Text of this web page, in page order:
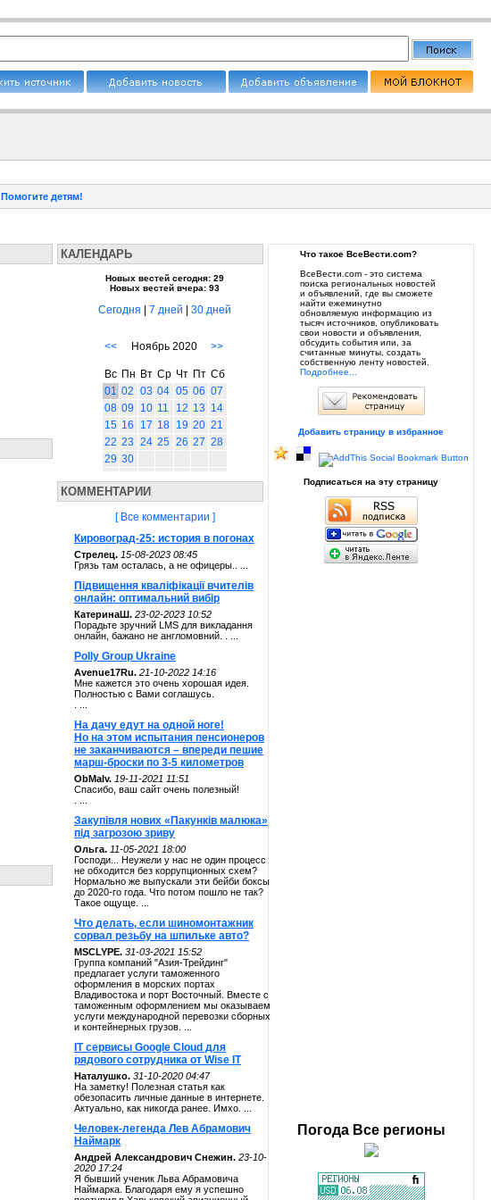
Помогите детям!
КАЛЕНДАРЬ
Новых вестей сегодня: 29
Новых вестей вчера: 93
Сегодня 7 дней 30 дней
<< Ноябрь 2020 >>
Вс Пн Вт Ср Чт Пт Сб
01 02 03 04 05 06 07
08 09 10 11 12 13 14
15 16 17 18 19 20 21
22 23 24 25 26 27 28
29 30
КОММЕНТАРИИ
[ Все комментарии ]
Кировоград-25: история в погонах
Стрелец. 15-08-2023 08:45
Грязь там осталась, а не офицеры.. ...
Підвищення кваліфікації вчителів
онлайн: оптимальний вибір
КатеринаШ. 23-02-2023 10:52
Порадьте зручний LMS для викладання
онлайн, бажано не англомовний. . ...
Polly Group Ukraine
Avenue17Ru. 21-10-2022 14:16
Мне кажется это очень хорошая идея.
Полностью с Вами соглашусь.
На дачу едут на одной ноге!
Но на этом испытания пенсионеров
не заканчиваются – впереди пешие
марш-броски по 3-5 километров
ОbMalv. 19-11-2021 11:51
Спасибо, ваш сайт очень полезный!
Закупівля нових «Пакунків малюка»
під загрозою зриву
Ольга. 11-05-2021 18:00
Господи... Неужели у нас не один процесс
не обходится без коррупционных схем?
Нормально же выпускали эти бейби боксы
до 2020-го года. Что потом пошло не так?
Такое ощуще. ...
Что делать, если шиномонтажник
сорвал резьбу на шпильке авто?
MSCLYPE. 31-03-2021 15:52
Группа компаний "Азия-Трейдинг"
предлагает услуги таможенного
оформления в морских портах
Владивостока и порт Восточный. Вместе с
таможенным оформлением мы оказываем
услуги международной перевозки сборных
и контейнерных грузов. ...
IT сервисы Google Cloud для
рядового сотрудника от Wise IT
Наталушко. 31-10-2020 04:47
На заметку! Полезная статья как
обезопасить личные данные в интернете.
Актуально, как никогда ранее. Имхо. ...
Человек-легенда Лев Абрамович
Наймарк
Андрей Александрович Снежин. 23-10-
2020 17:24
Я бывший ученик Льва Абрамовича
Наймарка. Благодаря ему я успешно
Что такое ВсеВести.com?
ВсеВести.com - это система
поиска региональных новостей
и объявлений, где вы сможете
найти ежеминутно
обновляемую информацию из
тысяч источников, опубликовать
свои новости и объявления,
обсудить события или, за
считанные минуты, создать
собственную ленту новостей.
Подробнее...
Добавить страницу в избранное
Подписаться на эту страницу
Погода Все регионы